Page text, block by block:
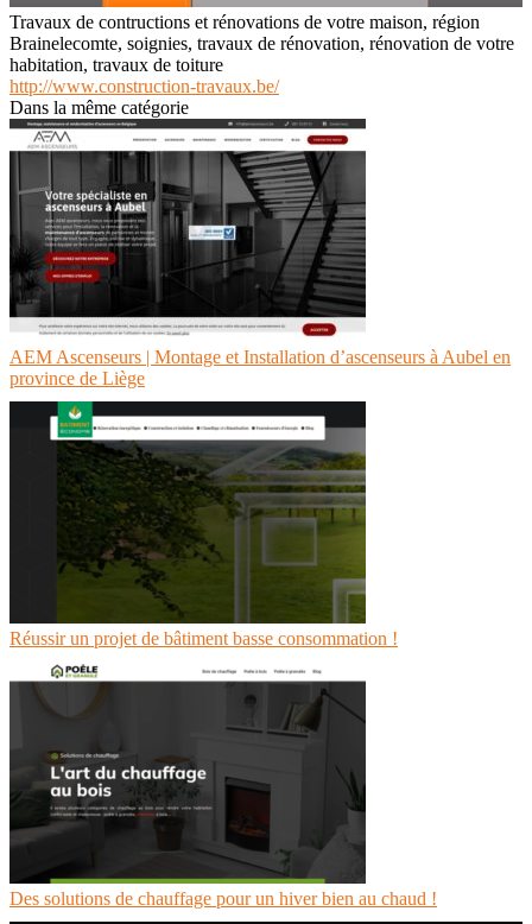
Travaux de contructions et rénovations de votre maison, région
Brainelecomte, soignies, travaux de rénovation, rénovation de votre
habitation, travaux de toiture
http://www.construction-travaux.be/
Dans la même catégorie
AEM Ascenseurs | Montage et Installation d’ascenseurs à Aubel en
province de Liège
Réussir un projet de bâtiment basse consommation !
Des solutions de chauffage pour un hiver bien au chaud !